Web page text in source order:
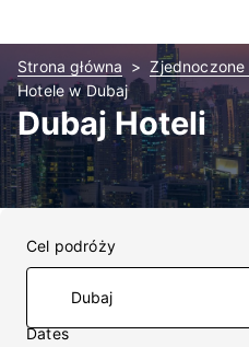
Strona główna
Zjednoczone
Hotele w Dubaj
Dubaj Hoteli
Cel podróży
Dates